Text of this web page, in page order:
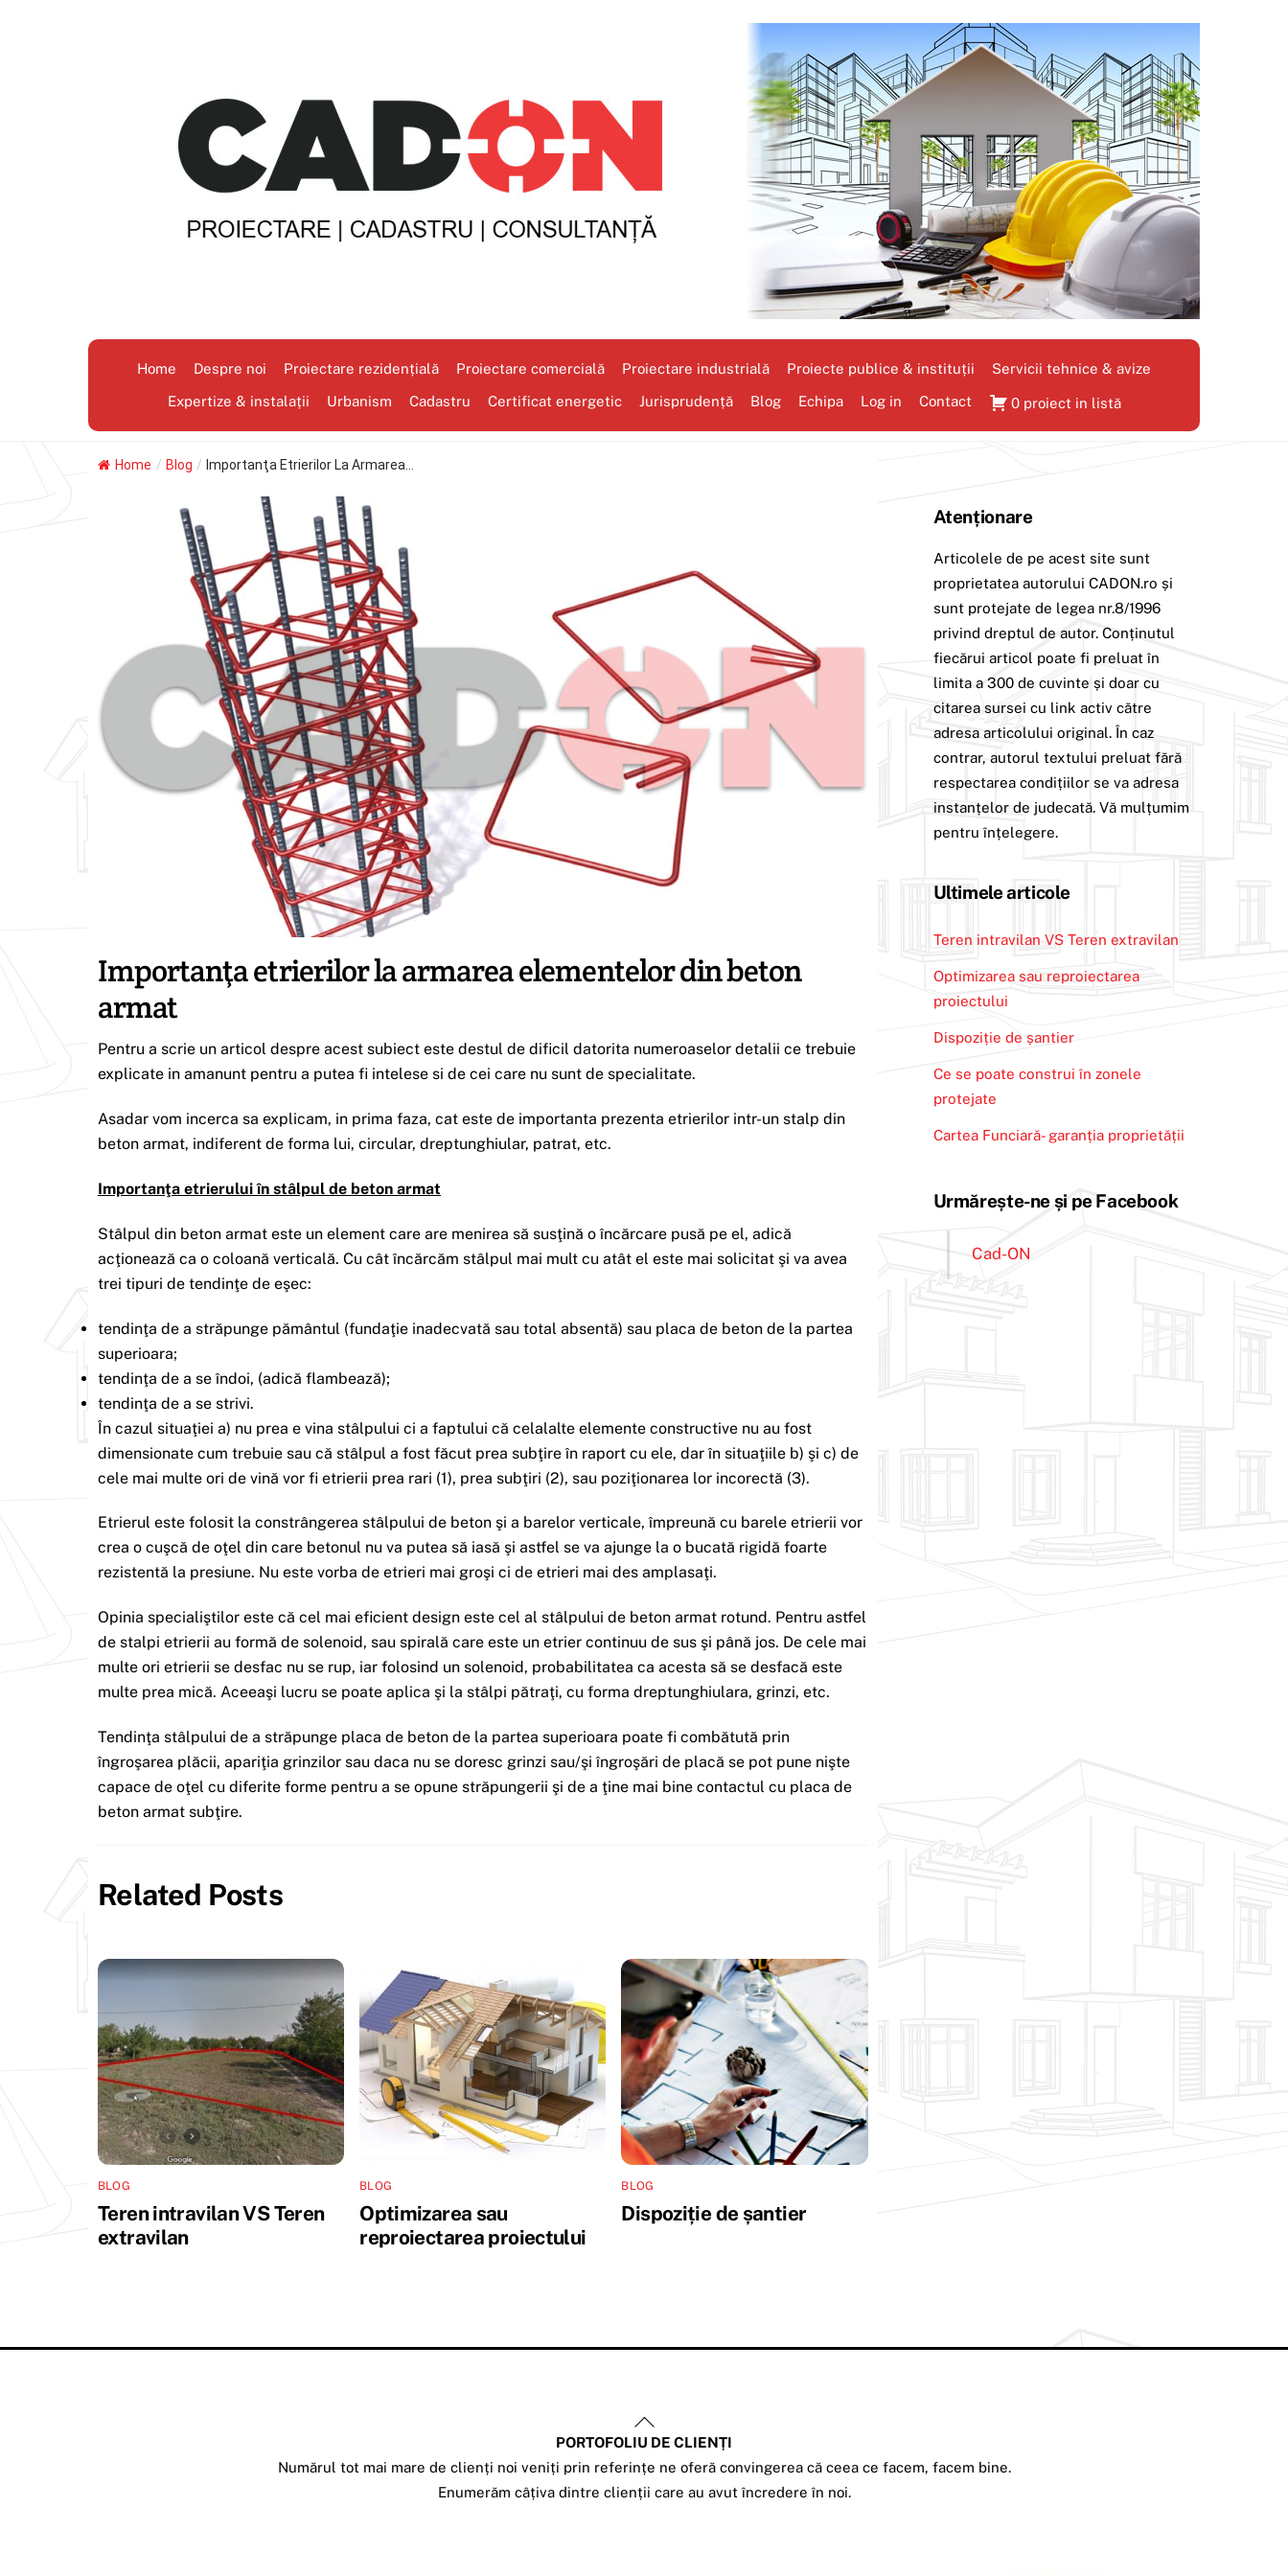
Home Despre noi Proiectare rezidențială Proiectare comercială Proiectare industrială Proiecte publice & instituții
Servicii tehnice & avize
Expertize & instalații
Urbanism Cadastru Certificat energetic Jurisprudență Blog Echipa Log in Contact 0 proiect in listă
Home / Blog / Importanţa Etrierilor La Armarea...
Importanţa etrierilor la armarea elementelor din beton
armat
Pentru a scrie un articol despre acest subiect este destul de dificil datorita numeroaselor detalii ce trebuie
explicate in amanunt pentru a putea fi intelese si de cei care nu sunt de specialitate.
Asadar vom incerca sa explicam, in prima faza, cat este de importanta prezenta etrierilor intr-un stalp din
beton armat, indiferent de forma lui, circular, dreptunghiular, patrat, etc.
Importanţa etrierului în stâlpul de beton armat
Stâlpul din beton armat este un element care are menirea să susţină o încărcare pusă pe el, adică
acţionează ca o coloană verticală. Cu cât încărcăm stâlpul mai mult cu atât el este mai solicitat şi va avea
trei tipuri de tendinţe de eşec:
tendinţa de a străpunge pământul (fundaţie inadecvată sau total absentă) sau placa de beton de la partea
superioara;
tendinţa de a se îndoi, (adică flambează);
tendinţa de a se strivi.
În cazul situaţiei a) nu prea e vina stâlpului ci a faptului că celalalte elemente constructive nu au fost
dimensionate cum trebuie sau că stâlpul a fost făcut prea subţire în raport cu ele, dar în situaţiile b) şi c) de
cele mai multe ori de vină vor fi etrierii prea rari (1), prea subţiri (2), sau poziţionarea lor incorectă (3).
Etrierul este folosit la constrângerea stâlpului de beton şi a barelor verticale, împreună cu barele etrierii vor
crea o cuşcă de oţel din care betonul nu va putea să iasă şi astfel se va ajunge la o bucată rigidă foarte
rezistentă la presiune. Nu este vorba de etrieri mai groşi ci de etrieri mai des amplasaţi.
Opinia specialiştilor este că cel mai eficient design este cel al stâlpului de beton armat rotund. Pentru astfel
de stalpi etrierii au formă de solenoid, sau spirală care este un etrier continuu de sus şi până jos. De cele mai
multe ori etrierii se desfac nu se rup, iar folosind un solenoid, probabilitatea ca acesta să se desfacă este
multe prea mică. Aceeaşi lucru se poate aplica şi la stâlpi pătraţi, cu forma dreptunghiulara, grinzi, etc.
Tendinţa stâlpului de a străpunge placa de beton de la partea superioara poate fi combătută prin
îngroşarea plăcii, apariţia grinzilor sau daca nu se doresc grinzi sau/şi îngroşări de placă se pot pune nişte
capace de oţel cu diferite forme pentru a se opune străpungerii şi de a ţine mai bine contactul cu placa de
beton armat subţire.
Related Posts
BLOG
Teren intravilan VS Teren
extravilan
BLOG
Optimizarea sau
reproiectarea proiectului
BLOG
Dispoziție de șantier
Atenționare
Articolele de pe acest site sunt
proprietatea autorului CADON.ro și
sunt protejate de legea nr.8/1996
privind dreptul de autor. Conținutul
fiecărui articol poate fi preluat în
limita a 300 de cuvinte și doar cu
citarea sursei cu link activ către
adresa articolului original. În caz
contrar, autorul textului preluat fără
respectarea condițiilor se va adresa
instanțelor de judecată. Vă mulțumim
pentru înțelegere.
Ultimele articole
Teren intravilan VS Teren extravilan
Optimizarea sau reproiectarea
proiectului
Dispoziție de șantier
Ce se poate construi în zonele
protejate
Cartea Funciară- garanția proprietății
Urmărește-ne și pe Facebook
Cad-ON
Back
To
Top
PORTOFOLIU DE CLIENȚI
Numărul tot mai mare de clienți noi veniți prin referințe ne oferă convingerea că ceea ce facem, facem bine.
Enumerăm câțiva dintre clienții care au avut încredere în noi.